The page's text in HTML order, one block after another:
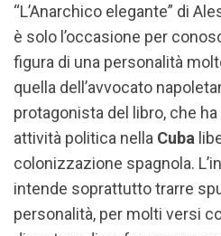
“L’Anarchico elegante” di
è solo l’occasione per
figura di una personalità
quella dell’avvocato
protagonista del libro, che
attività politica nella Cuba
colonizzazione spagnola.
intende soprattutto trarre
personalità, per molti versi